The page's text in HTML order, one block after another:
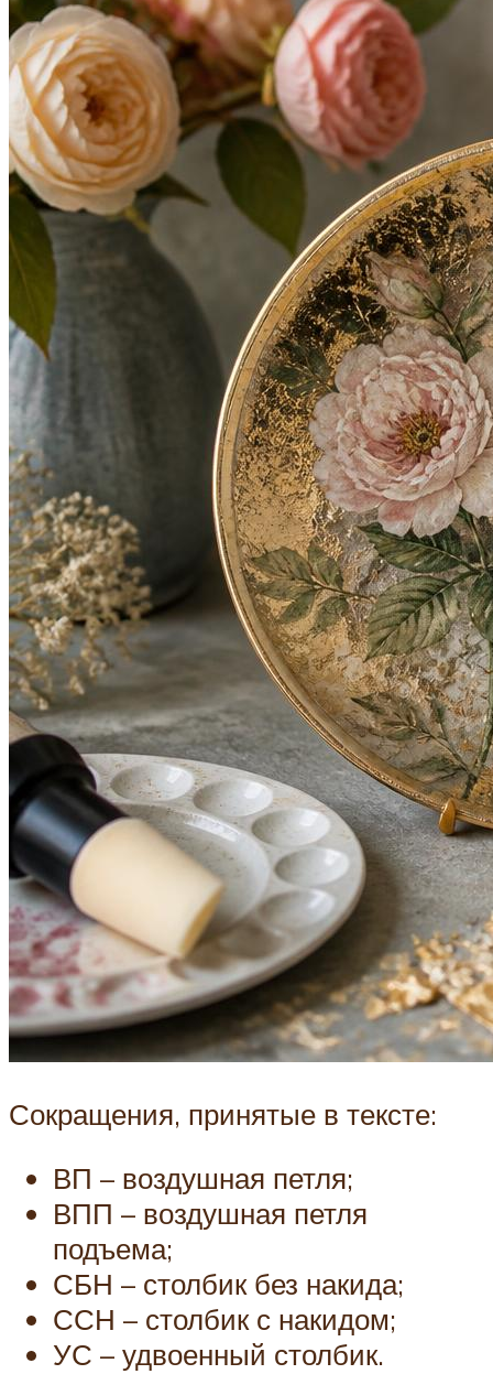
Сокращения, принятые в тексте:
ВП – воздушная петля;
ВПП – воздушная петля
подъема;
СБН – столбик без накида;
ССН – столбик с накидом;
УС – удвоенный столбик.